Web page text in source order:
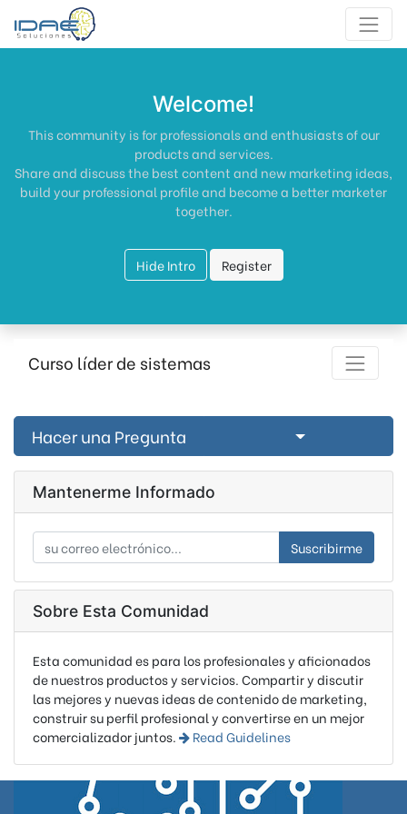
Welcome!
This community is for professionals and enthusiasts of our
products and services.
Share and discuss the best content and new marketing ideas,
build your professional profile and become a better marketer
together.
Hide Intro Register
Curso líder de sistemas
Hacer una Pregunta Select Post
Mantenerme Informado
Suscribirme
Sobre Esta Comunidad
Esta comunidad es para los profesionales y aficionados
de nuestros productos y servicios. Compartir y discutir
las mejores y nuevas ideas de contenido de marketing,
construir su perfil profesional y convertirse en un mejor
comercializador juntos.
Read Guidelines